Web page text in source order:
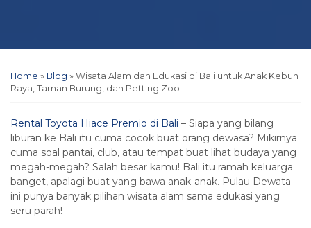
Home » Blog » Wisata Alam dan Edukasi di Bali untuk Anak Kebun
Raya, Taman Burung, dan Petting Zoo
Rental Toyota Hiace Premio di Bali – Siapa yang bilang
liburan ke Bali itu cuma cocok buat orang dewasa? Mikirnya
cuma soal pantai, club, atau tempat buat lihat budaya yang
megah-megah? Salah besar kamu! Bali itu ramah keluarga
banget, apalagi buat yang bawa anak-anak. Pulau Dewata
ini punya banyak pilihan wisata alam sama edukasi yang
seru parah!